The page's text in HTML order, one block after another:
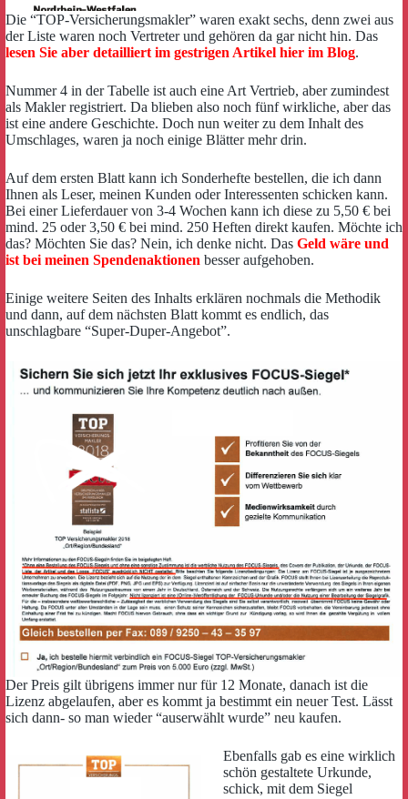
Die “TOP-Versicherungsmakler” waren exakt sechs, denn zwei aus
der Liste waren noch Vertreter und gehören da gar nicht hin. Das
lesen Sie aber detailliert im gestrigen Artikel hier im Blog.
Nummer 4 in der Tabelle ist auch eine Art Vertrieb, aber zumindest
als Makler registriert. Da blieben also noch fünf wirkliche, aber das
ist eine andere Geschichte. Doch nun weiter zu dem Inhalt des
Umschlages, waren ja noch einige Blätter mehr drin.
Auf dem ersten Blatt kann ich Sonderhefte bestellen, die ich dann
Ihnen als Leser, meinen Kunden oder Interessenten schicken kann.
Bei einer Lieferdauer von 3-4 Wochen kann ich diese zu 5,50 € bei
mind. 25 oder 3,50 € bei mind. 250 Heften direkt kaufen. Möchte ich
das? Möchten Sie das? Nein, ich denke nicht. Das Geld wäre und
ist bei meinen Spendenaktionen besser aufgehoben.
Einige weitere Seiten des Inhalts erklären nochmals die Methodik
und dann, auf dem nächsten Blatt kommt es endlich, das
unschlagbare “Super-Duper-Angebot”.
Der Preis gilt übrigens immer nur für 12 Monate, danach ist die
Lizenz abgelaufen, aber es kommt ja bestimmt ein neuer Test. Lässt
sich dann- so man wieder “auserwählt wurde” neu kaufen.
Ebenfalls gab es eine wirklich
schön gestaltete Urkunde,
schick, mit dem Siegel